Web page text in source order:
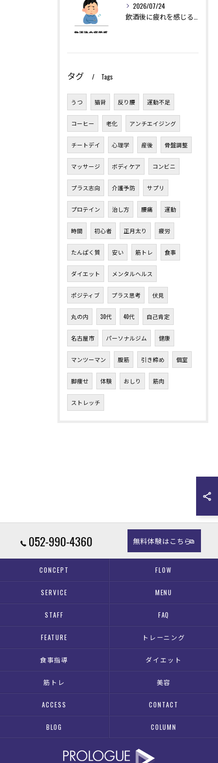
2026/07/24
飲酒後に疲れを感じるのは、アルコールの分解に多くのエネルギー...
タグ Tags
うつ 猫背 反り腰 運動不足
コーヒー 老化 アンチエイジング
チートデイ 心理学 産後 骨盤調整
マッサージ ボディケア コンビニ
プラス志向 介護予防 サプリ
プロテイン 治し方 腰痛 運動
時間 初心者 正月太り 疲労
たんぱく質 安い 筋トレ 食事
ダイエット メンタルヘルス
ポジティブ プラス思考 伏見
丸の内 30代 40代 自己肯定
名古屋市 パーソナルジム 健康
マンツーマン 腹筋 引き締め 個室
脚痩せ 体験 おしり 筋肉
ストレッチ
052-990-4360 無料体験はこちら
CONCEPT FLOW
SERVICE MENU
STAFF FAQ
FEATURE トレーニング
食事指導 ダイエット
筋トレ 美容
ACCESS CONTACT
BLOG COLUMN